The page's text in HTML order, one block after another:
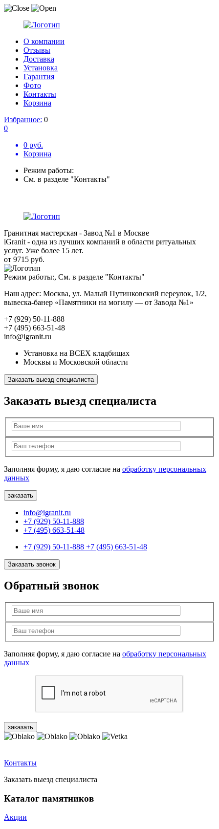
О компании
Отзывы
Доставка
Установка
Гарантия
Фото
Контакты
Корзина
Избранное: 0
0
0 руб.
Корзина
Режим работы:
См. в разделе "Контакты"
Гранитная мастерская - Завод №1 в Москве
iGranit - одна из лучших компаний в области ритуальных
услуг. Уже более 15 лет.
от 9715 руб.
Режим работы:, См. в разделе "Контакты"
Наш адрес: Москва, ул. Малый Путинковский переулок, 1/2,
вывеска-банер «Памятники на могилу — от Завода №1»
+7 (929) 50-11-888
+7 (495) 663-51-48
info@igranit.ru
Установка на ВСЕХ кладбищах
Москвы и Московской области
Заказать выезд специалиста
Заказать выезд специалиста
Заполняя форму, я даю согласие на обработку персональных
данных
info@igranit.ru
+7 (929) 50-11-888
+7 (495) 663-51-48
+7 (929) 50-11-888 +7 (495) 663-51-48
Заказать звонок
Обратный звонок
Заполняя форму, я даю согласие на обработку персональных
данных
Контакты
Заказать выезд специалиста
Каталог памятников
Акции